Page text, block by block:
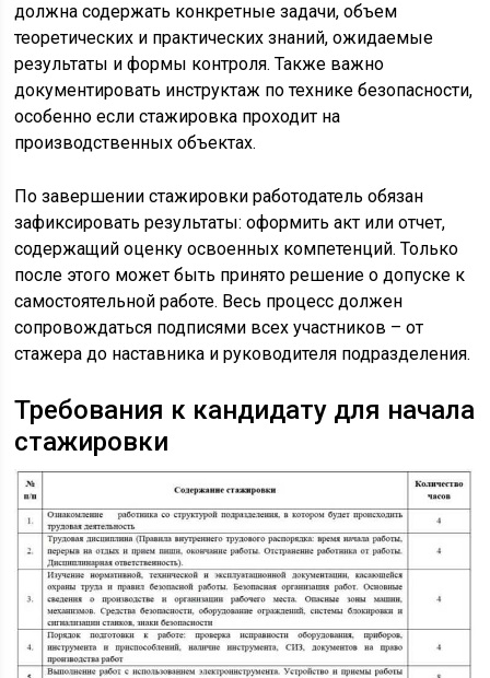
должна содержать конкретные задачи, объем
теоретических и практических знаний, ожидаемые
результаты и формы контроля. Также важно
документировать инструктаж по технике безопасности,
особенно если стажировка проходит на
производственных объектах.
По завершении стажировки работодатель обязан
зафиксировать результаты: оформить акт или отчет,
содержащий оценку освоенных компетенций. Только
после этого может быть принято решение о допуске к
самостоятельной работе. Весь процесс должен
сопровождаться подписями всех участников – от
стажера до наставника и руководителя подразделения.
Требования к кандидату для начала
стажировки